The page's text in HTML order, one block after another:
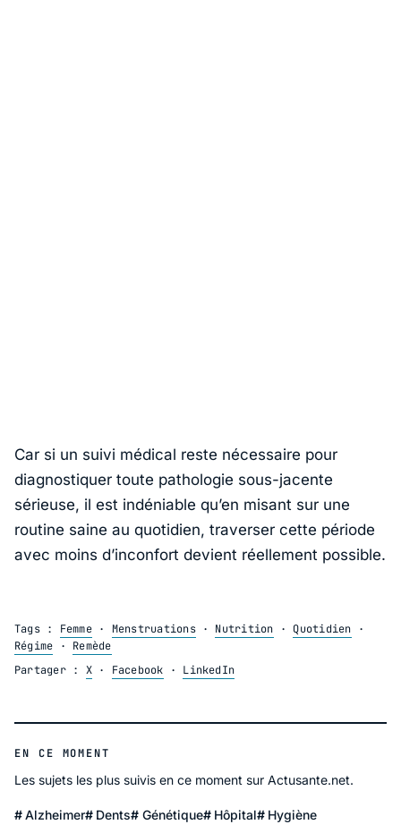
Car si un suivi médical reste nécessaire pour
diagnostiquer toute pathologie sous-jacente
sérieuse, il est indéniable qu’en misant sur une
routine saine au quotidien, traverser cette période
avec moins d’inconfort devient réellement possible.
Tags : Femme· Menstruations· Nutrition · Quotidien ·
Régime · Remède
Partager : X· Facebook · LinkedIn
EN CE MOMENT
Les sujets les plus suivis en ce moment sur Actusante.net.
Alzheimer Dents Génétique Hôpital Hygiène